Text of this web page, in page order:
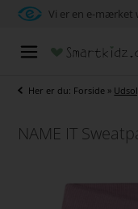
Vi er en e-mærket
Her er du: Forside »
NAME IT